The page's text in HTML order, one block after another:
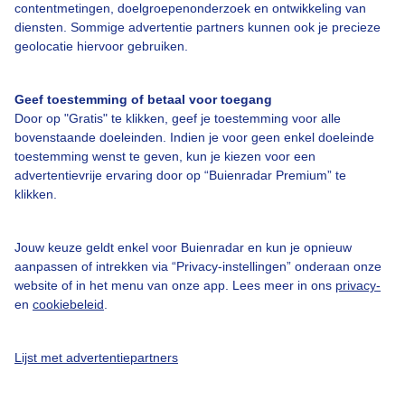
contentmetingen, doelgroepenonderzoek en ontwikkeling van
diensten. Sommige advertentie partners kunnen ook je precieze
geolocatie hiervoor gebruiken.
Geef toestemming of betaal voor toegang
Door op "Gratis" te klikken, geef je toestemming voor alle
bovenstaande doeleinden. Indien je voor geen enkel doeleinde
toestemming wenst te geven, kun je kiezen voor een
advertentievrije ervaring door op “Buienradar Premium” te
klikken.
Jouw keuze geldt enkel voor Buienradar en kun je opnieuw
aanpassen of intrekken via “Privacy-instellingen” onderaan onze
website of in het menu van onze app. Lees meer in ons privacy-
en cookiebeleid
Lijst met advertentiepartners
Veelgestelde vragen
Contact
Gebruikersvoorwaarden
Adverteren
Buienradar Team
Privacy beleid
Privacy instellingen
Gratis weerdata
Buienradar